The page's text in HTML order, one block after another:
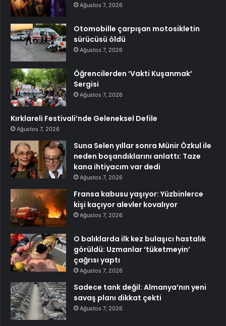
Ağustos 7, 2026
Otomobille çarpışan motosikletin
sürücüsü öldü
Ağustos 7, 2026
Öğrencilerden ‘Vakti Kuşanmak’
Sergisi
Ağustos 7, 2026
Kırklareli Festivali’nde Geleneksel Defile
Ağustos 7, 2026
Suna Selen yıllar sonra Münir Özkul ile
neden boşandıklarını anlattı: Taze
kana ihtiyacım var dedi
Ağustos 7, 2026
Fransa kabusu yaşıyor: Yüzbinlerce
kişi kaçıyor alevler kovalıyor
Ağustos 7, 2026
O balıklarda ilk kez bulaşıcı hastalık
görüldü: Uzmanlar ‘tüketmeyin’
çağrısı yaptı
Ağustos 7, 2026
Sadece tank değil: Almanya’nın yeni
savaş planı dikkat çekti
Ağustos 7, 2026